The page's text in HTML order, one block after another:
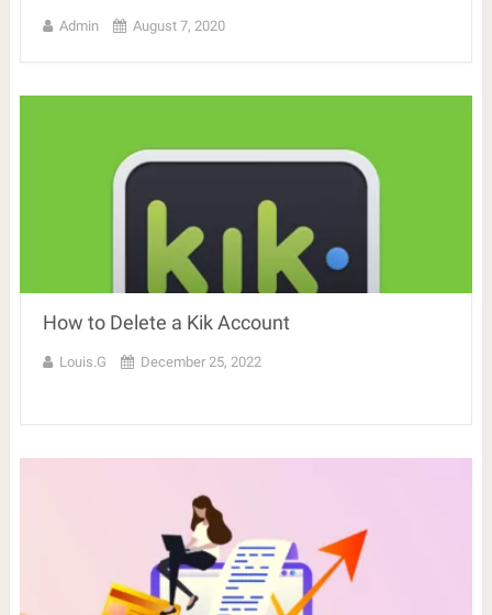
Admin August 7, 2020
How to Delete a Kik Account
Louis.G December 25, 2022